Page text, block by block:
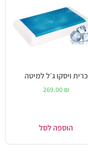
כרית ויסקו ג׳ל למיטה
269.00 ₪
הוספה לסל